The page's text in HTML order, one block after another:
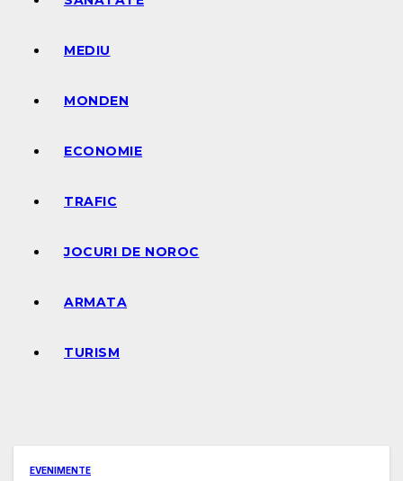
MEDIU
MONDEN
ECONOMIE
TRAFIC
JOCURI DE NOROC
ARMATA
TURISM
EVENIMENTE